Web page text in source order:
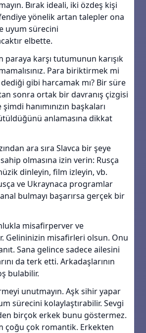
Bırak ideali, iki özdeş kişi
yönelik artan talepler ona
uyum sürecini
elbette.
paraya karşı tutumunun karışık
Para biriktirmek mi
gibi harcamak mı? Bir süre
sonra ortak bir davranış çizgisi
şimdi hanımınızın başkaları
anlamasına dikkat
ara sıra Slavca bir şeye
olmasına izin verin: Rusça
dinleyin, film izleyin, vb.
ve Ukraynaca programlar
bulmayı başarırsa gerçek bir
misafirperver ve
Gelininizin misafirleri olsun. Onu
Sana gelince sadece ailesini
da terk etti. Arkadaşlarının
bulabilir.
unutmayın. Aşk sihir yapar
sürecini kolaylaştırabilir. Sevgi
birçok erkek bunu göstermez.
çoğu çok romantik. Erkekten